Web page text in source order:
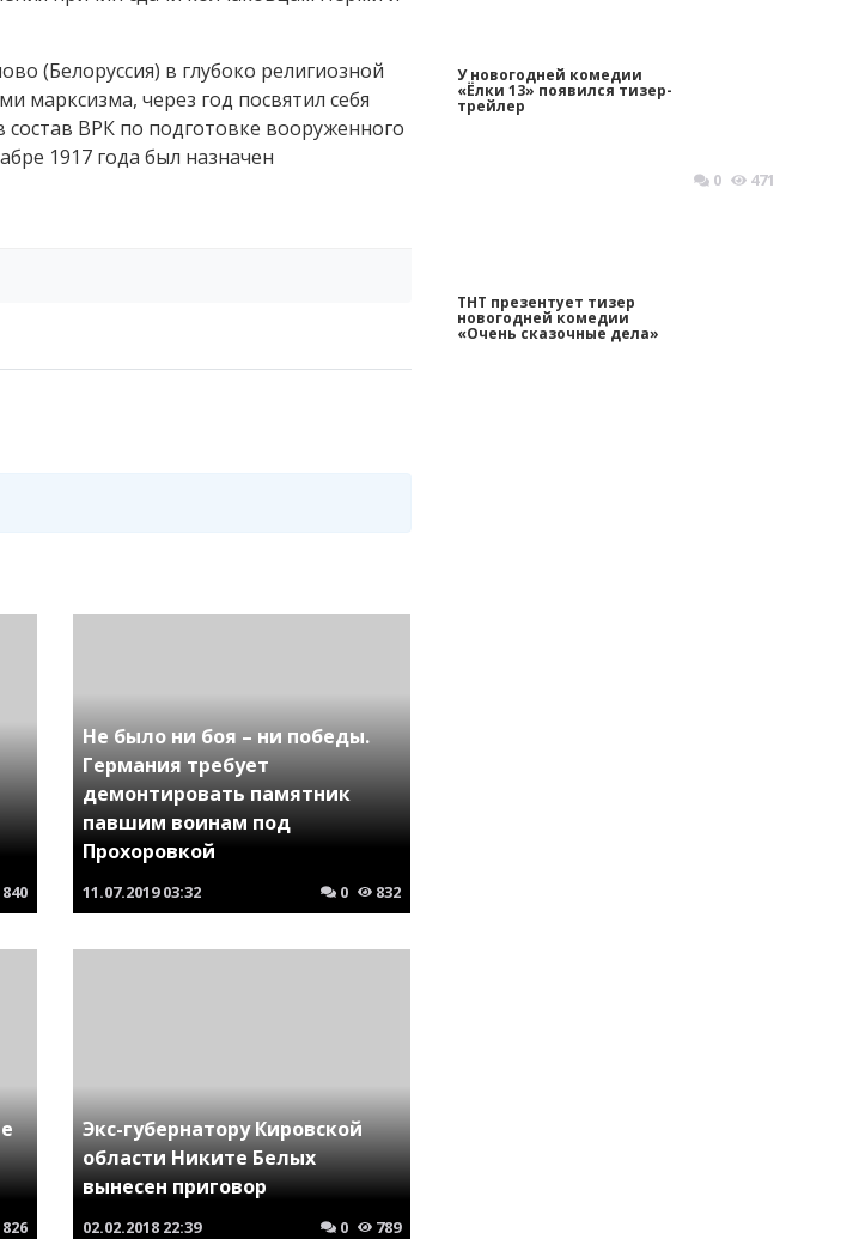
(Белоруссия) в глубоко религиозной
марксизма, через год посвятил себя
ВРК по подготовке вооруженного
1917 года был назначен
Не было ни боя – ни победы.
Германия требует
демонтировать памятник
павшим воинам под
Прохоровкой
11.07.2019 03:32 0 832
Экс-губернатору Кировской
области Никите Белых
вынесен приговор
02.02.2018 22:39 0 789
У новогодней комедии
«Ёлки 13» появился тизер-
трейлер
ТНТ презентует тизер
новогодней комедии
«Очень сказочные дела»
0 471